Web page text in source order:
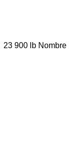
23 900 lb Nombre